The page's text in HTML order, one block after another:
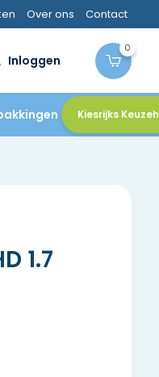
Over ons Contact
Inloggen
0
Kiesrijks
1.7